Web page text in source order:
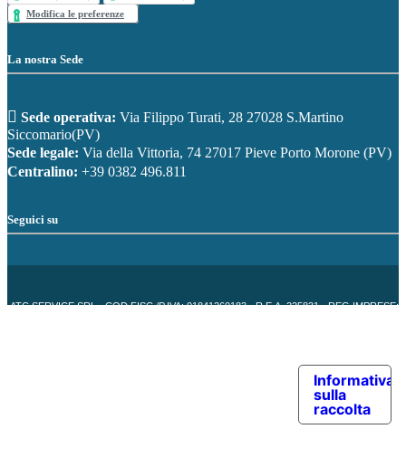
Modifica le preferenze
La nostra Sede
Sede operativa: Via Filippo Turati, 28 27028 S.Martino
Siccomario(PV)
Sede legale: Via della Vittoria, 74 27017 Pieve Porto Morone (PV)
Centralino: +39 0382 496.811
Seguici su
ATC SERVICE SRL - COD.FISC./P.IVA: 01841260183 - R.E.A. 225831 - REG.IMPRESE:
Informativa
sulla
raccolta